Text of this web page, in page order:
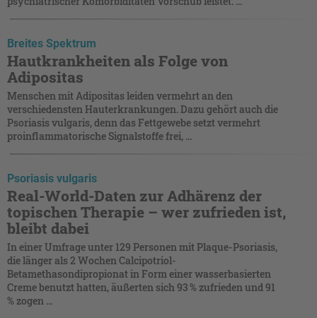
Breites Spektrum
Hautkrankheiten als Folge von
Adipositas
Menschen mit Adipositas leiden vermehrt an den
verschiedensten Hauterkrankungen. Dazu gehört auch die
Psoriasis vulgaris, denn das Fettgewebe setzt vermehrt
proinflammatorische Signalstoffe frei, ...
Psoriasis vulgaris
Real-World-Daten zur Adhärenz der
topischen Therapie – wer zufrieden ist,
bleibt dabei
In einer Umfrage unter 129 Personen mit Plaque-Psoriasis,
die länger als 2 Wochen Calcipotriol-
Betamethasondipropionat in Form einer wasserbasierten
Creme benutzt hatten, äußerten sich 93 % zufrieden und 91
% zogen ...